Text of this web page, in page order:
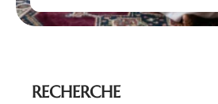
RECHERCHE